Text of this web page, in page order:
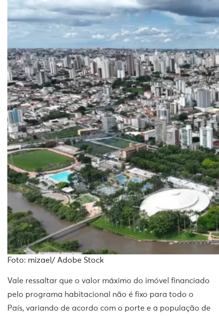
Foto: mizael/ Adobe Stock
Vale ressaltar que o valor máximo do imóvel financiado
pelo programa habitacional não é fixo para todo o
País, variando de acordo com o porte e a população de